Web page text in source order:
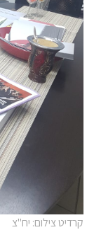
קרדיט צילום: יח"צ